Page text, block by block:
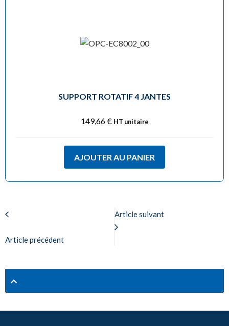
SUPPORT ROTATIF 4 JANTES
149,66€ HT unitaire
AJOUTER AU PANIER
Article précédent
Article suivant